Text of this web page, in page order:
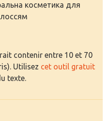
косметика для
contenir entre 10 et 70
Utilisez cet outil gratuit
texte.